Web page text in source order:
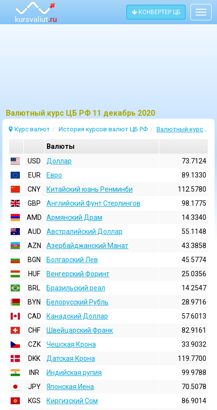
КОНВЕРТЕР ЦБ
Bалютный курс ЦБ РФ 11 декабрь 2020
Курс валют История курсов валют ЦБ РФ Валютный курс 11 Декабрь 2020
Валюты
USD
Доллар
73.7124
EUR
Евро
89.1330
CNY
Китайский юань Ренминби
112.5780
GBP
Английский Фунт Стерлингов
98.1775
AMD
Армянский Драм
14.3340
AUD
Австралийский Доллар
55.1148
AZN
Азербайджанский Манат
43.3858
BGN
Болгарский Лев
45.5774
HUF
Венгерский Форинт
25.0356
BRL
Бразильский реал
14.2547
BYN
Белорусский Рубль
28.9716
CAD
Канадский Доллар
57.6013
CHF
Швейцарский Франк
82.9161
CZK
Чешская Крона
33.9032
DKK
Датская Крона
119.7700
INR
Индийская pупия
99.9788
JPY
Японская Иена
70.5078
KGS
Киргизский Сом
86.9014